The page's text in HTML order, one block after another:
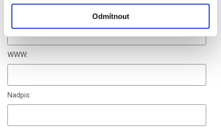
Odmítnout
WWW:
Nadpis: